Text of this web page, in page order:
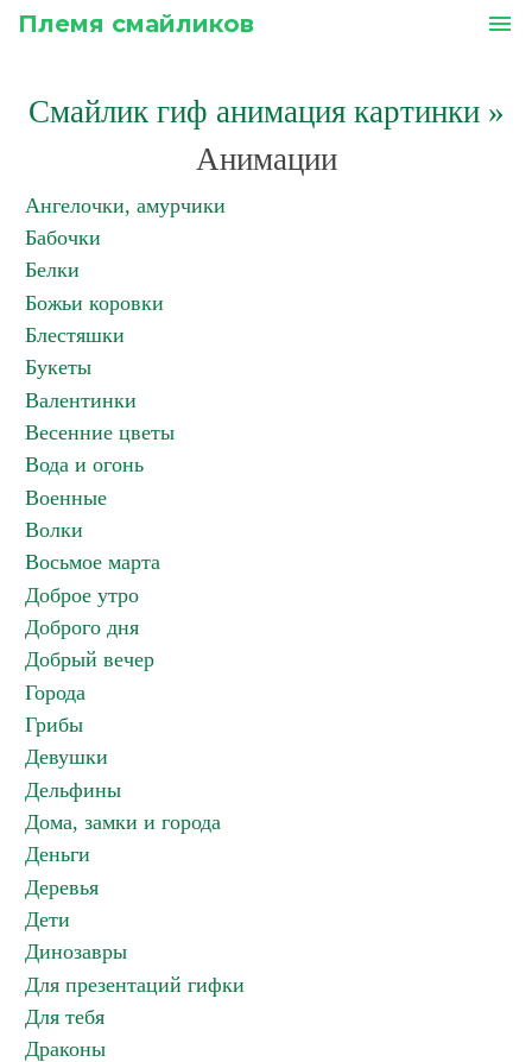
Племя смайликов menu
Смайлик гиф анимация картинки»
Анимации
Ангелочки, амурчики
Бабочки
Белки
Божьи коровки
Блестяшки
Букеты
Валентинки
Весенние цветы
Вода и огонь
Военные
Волки
Восьмое марта
Доброе утро
Доброго дня
Добрый вечер
Города
Грибы
Девушки
Дельфины
Дома, замки и города
Деньги
Деревья
Дети
Динозавры
Для презентаций гифки
Для тебя
Драконы